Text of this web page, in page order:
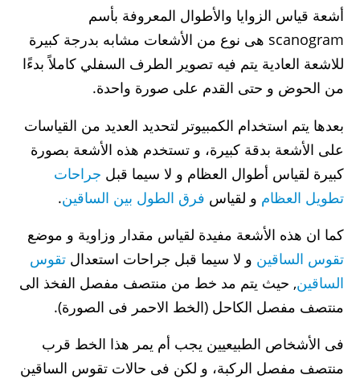
أشعة قياس الزوايا والأطوال المعروفة بأسم
scanogram هى نوع من الأشعات مشابه بدرجة كبيرة
للاشعة العادية يتم فيه تصوير الطرف السفلي كاملاً بدءًا
من الحوض و حتى القدم على صورة واحدة.
بعدها يتم استخدام الكمبيوتر لتحديد العديد من القياسات
على الأشعة بدقة كبيرة، و تستخدم هذه الأشعة بصورة
كبيرة لقياس أطوال العظام و لا سيما قبل جراحات
تطويل العظام و لقياس فرق الطول بين الساقين.
كما ان هذه الأشعة مفيدة لقياس مقدار وزاوية و موضع
تقوس الساقين و لا سيما قبل جراحات استعدال تقوس
الساقين, حيث يتم مد خط من منتصف مفصل الفخذ الى
منتصف مفصل الكاحل (الخط الاحمر فى الصورة).
فى الأشخاص الطبيعيين يجب أم يمر هذا الخط قرب
منتصف مفصل الركبة، و لكن فى حالات تقوس الساقين